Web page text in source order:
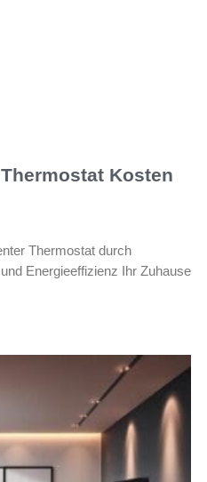
Kosten
Thermostat durch
Energieeffizienz Ihr Zuhause